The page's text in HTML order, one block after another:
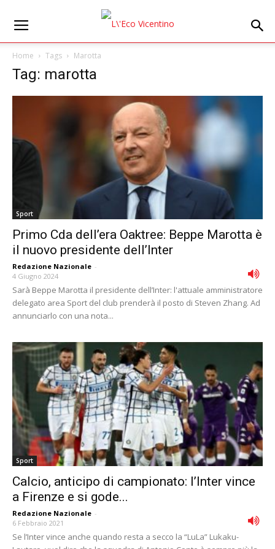
Home Tags Marotta
Tag: marotta
Sport
Primo Cda dell’era Oaktree: Beppe Marotta è
il nuovo presidente dell’Inter
Redazione Nazionale -
4 Giugno 2024
Sarà Beppe Marotta il presidente dell’Inter: l'attuale amministratore
delegato area Sport del club prenderà il posto di Steven Zhang. Ad
annunciarlo con una nota...
Sport
Calcio, anticipo di campionato: l’Inter vince
a Firenze e si gode...
Redazione Nazionale -
6 Febbraio 2021
Se l’Inter vince anche quando resta a secco la “LuLa” Lukaku-